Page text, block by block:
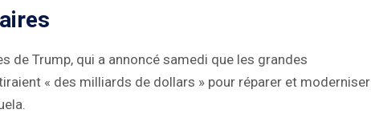
de Trump, qui a annoncé samedi que les grandes
« des milliards de dollars » pour réparer et moderniser